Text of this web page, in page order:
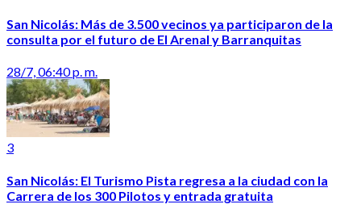
San Nicolás: Más de 3.500 vecinos ya participaron de la
consulta por el futuro de El Arenal y Barranquitas
28/7, 06:40 p. m.
3
San Nicolás: El Turismo Pista regresa a la ciudad con la
Carrera de los 300 Pilotos y entrada gratuita